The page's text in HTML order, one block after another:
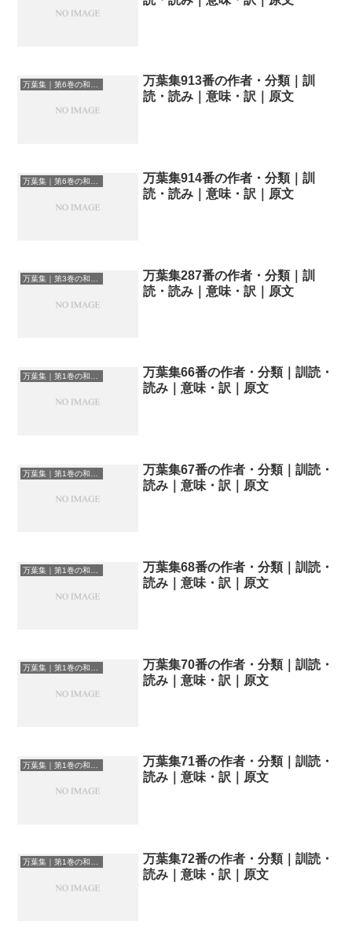
万葉集913番の作者・分類｜訓
読・読み｜意味・訳｜原文
万葉集｜第6巻の和歌一覧
万葉集914番の作者・分類｜訓
読・読み｜意味・訳｜原文
万葉集287番の作者・分類｜訓
読・読み｜意味・訳｜原文
万葉集66番の作者・分類｜訓読・
読み｜意味・訳｜原文
万葉集67番の作者・分類｜訓読・
読み｜意味・訳｜原文
万葉集｜第1巻の和歌一覧
万葉集68番の作者・分類｜訓読・
読み｜意味・訳｜原文
万葉集70番の作者・分類｜訓読・
読み｜意味・訳｜原文
万葉集71番の作者・分類｜訓読・
読み｜意味・訳｜原文
万葉集｜第1巻の和歌一覧
万葉集72番の作者・分類｜訓読・
読み｜意味・訳｜原文